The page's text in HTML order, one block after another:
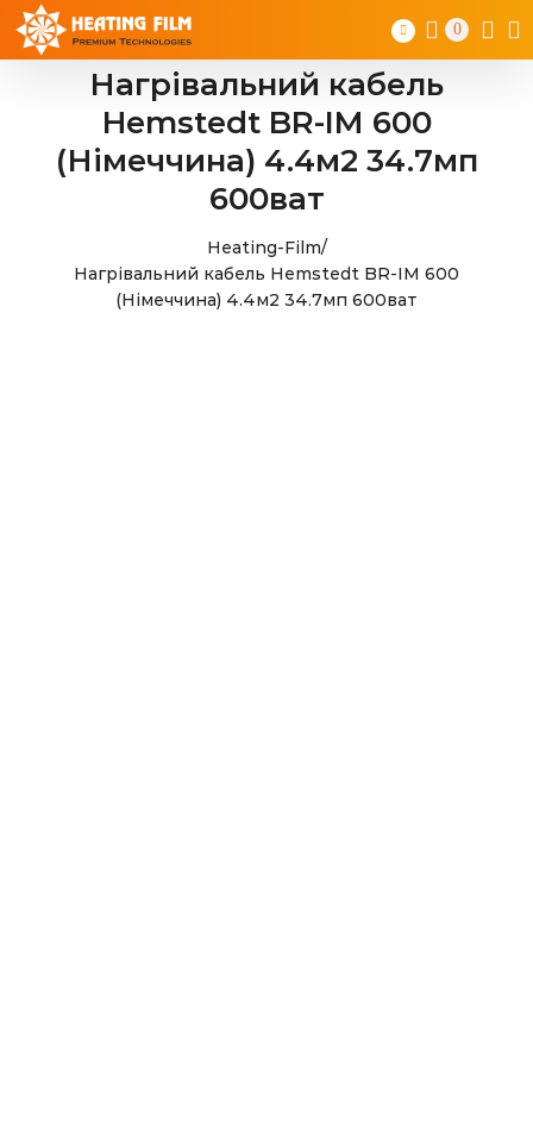
Skip
0
Нагрівальний кабель
Hemstedt BR-IM 600
(Німеччина) 4.4м2 34.7мп
600ват
Heating-Film/
Нагрівальний кабель Hemstedt BR-IM 600
(Німеччина) 4.4м2 34.7мп 600ват